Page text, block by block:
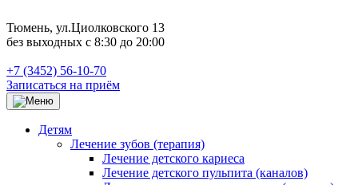
Тюмень, ул.Циолковского 13
без выходных с 8:30 до 20:00
+7 (3452) 56-10-70
Записаться на приём
Детям
Лечение зубов (терапия)
Лечение детского кариеса
Лечение детского пульпита (каналов)